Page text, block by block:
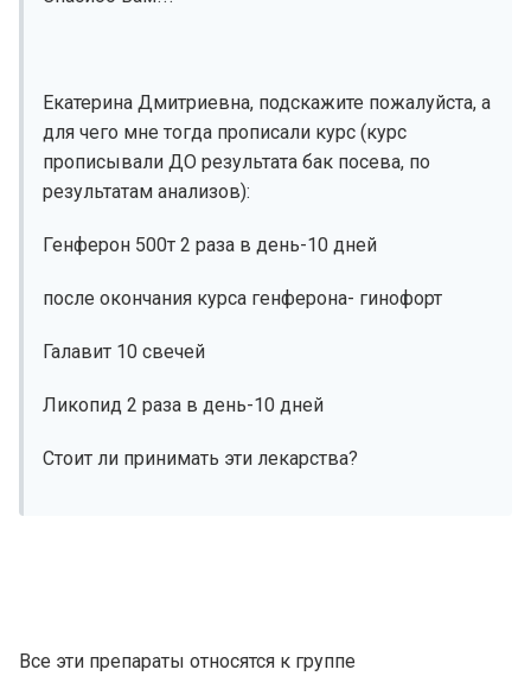
Екатерина Дмитриевна, подскажите пожалуйста, а
для чего мне тогда прописали курс (курс
прописывали ДО результата бак посева, по
результатам анализов):
Генферон 500т 2 раза в день-10 дней
после окончания курса генферона- гинофорт
Галавит 10 свечей
Ликопид 2 раза в день-10 дней
Стоит ли принимать эти лекарства?
Все эти препараты относятся к группе